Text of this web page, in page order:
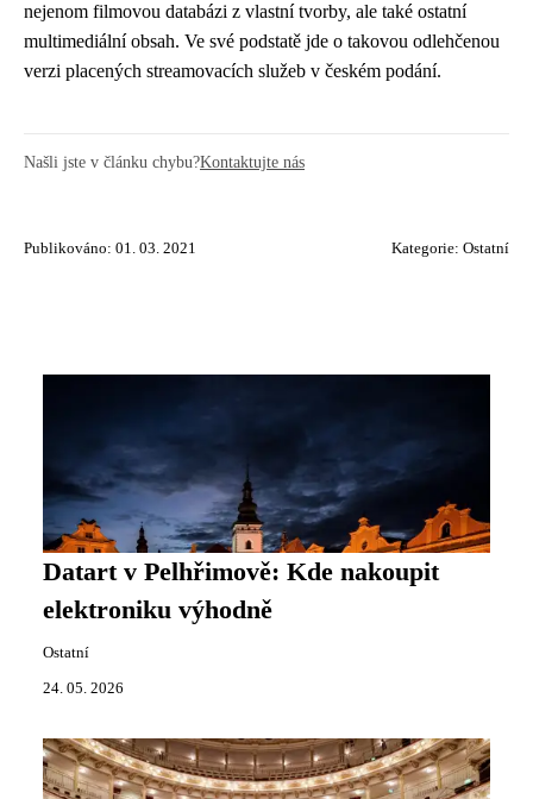
nejenom filmovou databázi z vlastní tvorby, ale také ostatní
multimediální obsah. Ve své podstatě jde o takovou odlehčenou
verzi placených streamovacích služeb v českém podání.
Našli jste v článku chybu?Kontaktujte nás
Publikováno: 01. 03. 2021 Kategorie: Ostatní
Datart v Pelhřimově: Kde nakoupit
elektroniku výhodně
Ostatní
24. 05. 2026